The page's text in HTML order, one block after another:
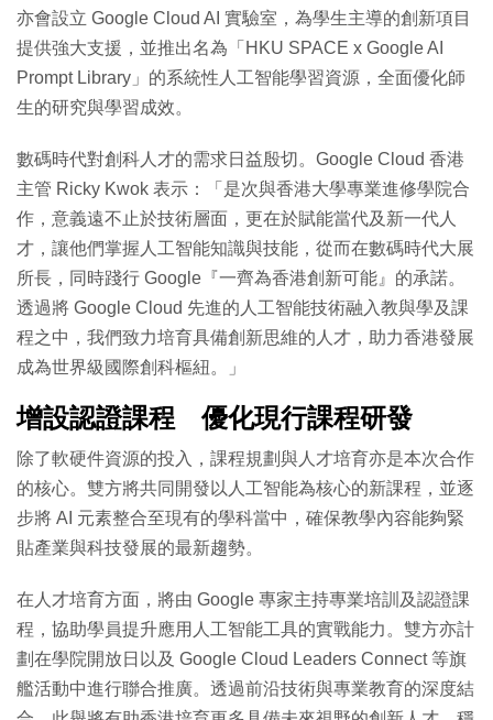
亦會設立 Google Cloud AI 實驗室，為學生主導的創新項目
提供強大支援，並推出名為「HKU SPACE x Google AI
Prompt Library」的系統性人工智能學習資源，全面優化師
生的研究與學習成效。
數碼時代對創科人才的需求日益殷切。Google Cloud 香港
主管 Ricky Kwok 表示：「是次與香港大學專業進修學院合
作，意義遠不止於技術層面，更在於賦能當代及新一代人
才，讓他們掌握人工智能知識與技能，從而在數碼時代大展
所長，同時踐行 Google『一齊為香港創新可能』的承諾。
透過將 Google Cloud 先進的人工智能技術融入教與學及課
程之中，我們致力培育具備創新思維的人才，助力香港發展
成為世界級國際創科樞紐。」
增設認證課程 優化現行課程研發
除了軟硬件資源的投入，課程規劃與人才培育亦是本次合作
的核心。雙方將共同開發以人工智能為核心的新課程，並逐
步將 AI 元素整合至現有的學科當中，確保教學內容能夠緊
貼產業與科技發展的最新趨勢。
在人才培育方面，將由 Google 專家主持專業培訓及認證課
程，協助學員提升應用人工智能工具的實戰能力。雙方亦計
劃在學院開放日以及 Google Cloud Leaders Connect 等旗
艦活動中進行聯合推廣。透過前沿技術與專業教育的深度結